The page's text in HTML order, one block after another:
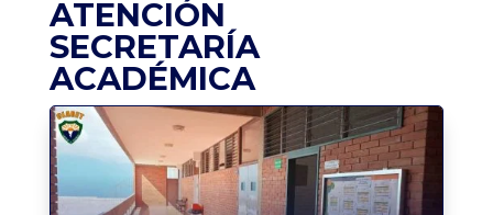
ATENCIÓN
SECRETARÍA
ACADÉMICA